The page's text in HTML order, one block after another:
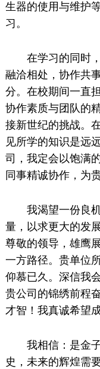
生器的使用与维护
习。
在学习的同时，
融洽相处，协作共
分。在校期间一直
协作素质与团队的
接新世纪的挑战。
见所学的知识是远
司，我定会以饱满
同事精诚协作，为
我渴望一份良机
量，以求更大的发
尊敬的领导，雄鹰
一方路径。贵单位
仰慕已久。深信我
贵公司的锦绣前程
才智！我真诚希望
我相信：是金子
史，未来的辉煌需